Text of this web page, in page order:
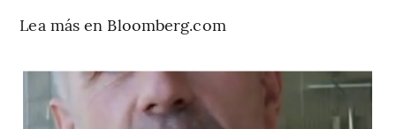
Lea más en Bloomberg.com